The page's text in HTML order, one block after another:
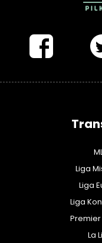
Liga
Liga
Liga
La